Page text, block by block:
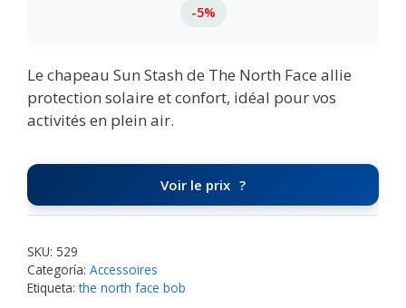
-5%
Le chapeau Sun Stash de The North Face allie
protection solaire et confort, idéal pour vos
activités en plein air.
Voir le prix
SKU: 529
Categoría: Accessoires
Etiqueta:the north face bob